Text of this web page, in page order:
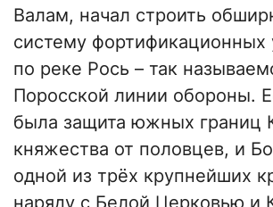
Валам, начал строить
систему фортификационных
по реке Рось – так
Поросской линии обороны.
была защита южных границ
княжества от половцев, и
одной из трёх крупнейших
наряду с Белой Церковью и